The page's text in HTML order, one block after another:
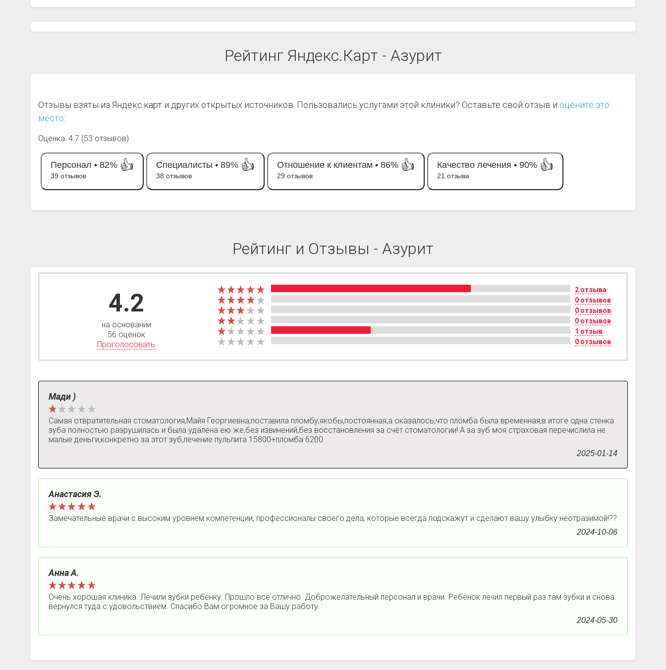
Рейтинг Яндекс.Карт - Азурит
Отзывы взяты из Яндекс.карт и других открытых источников. Пользовались услугами этой клиники? Оставьте свой отзыв и оцените это
место:
Оценка: 4.7 (53 отзывов)
Персонал • 82% 👍
39 отзывов
Специалисты • 89% 👍
38 отзывов
Отношение к клиентам • 86% 👍
29 отзывов
Качество лечения • 90% 👍
21 отзыва
Рейтинг и Отзывы - Азурит
4.2
на основании
56 оценок
Проголосовать
2 отзыва
0 отзывов
0 отзывов
0 отзывов
1 отзыв
0 отзывов
Мади )
Самая отвратительная стоматология,Майя Георгиевна,поставила пломбу,якобы,постоянная,а оказалось,что пломба была временная,в итоге одна стенка
зуба полностью разрушилась и была удалена ею же,без извинений,без восстановления за счёт стоматологии! А за зуб моя страховая перечислила не
малые деньги,конкретно за этот зуб,лечение пульпита 15800+пломба 6200.
2025-01-14
Анастасия Э.
Замечательные врачи с высоким уровнем компетенции, профессионалы своего дела, которые всегда подскажут и сделают вашу улыбку неотразимой!??
2024-10-06
Анна А.
Очень хорошая клиника. Лечили зубки ребёнку. Прошло всё отлично. Доброжелательный персонал и врачи. Ребёнок лечил первый раз там зубки и снова
вернулся туда с удовольствием. Спасибо Вам огромное за Вашу работу.
2024-05-30